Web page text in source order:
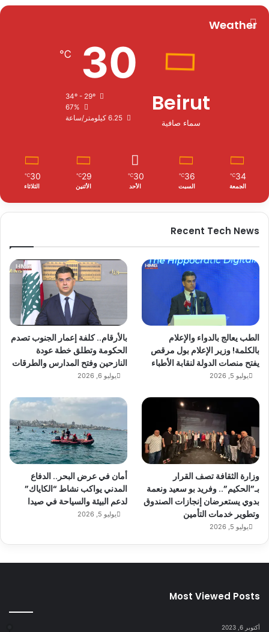
Weather
Beirut
سماء صافية
30
℃
34º - 29º
67%
6.25 كيلومتر/ساعة
34
℃
الجمعة
36
℃
السبت
30
℃
الأحد
29
℃
الأثنين
30
℃
الثلاثاء
Recent Tech News
بالأرقام.. كلفة إعمار الجنوب تصدم
الحكومة وتطلق خطة عودة
النازحين وفتح المدارس والطرقات
يوليو 6, 2026
الطب يعالج بالدواء والإعلام
بالكلمة! وزير الإعلام بول مرقص
يفتح منصات الدولة لنقابة الأطباء
يوليو 5, 2026
أمان في عرض البحر.. الدفاع
المدني يواكب نشاط “الكاياك”
لدعم البيئة والسياحة في صيدا
يوليو 5, 2026
وزارة الثقافة تصف القرار
بـ”الحكيم”.. وفريد بو سعيد ونعمة
بدوي يستعرضان إنجازات الصندوق
وتطوير خدمات التأمين
يوليو 5, 2026
Most Viewed Posts
أكتوبر 6, 2023